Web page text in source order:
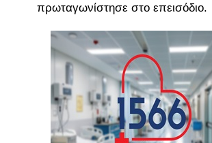
πρωταγωνίστησε στο επεισόδιο.